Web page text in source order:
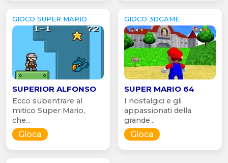
GIOCO SUPER MARIO
SUPERIOR ALFONSO
Ecco subentrare al
mitico Super Mario,
che...
Gioca
GIOCO 3DGAME
SUPER MARIO 64
I nostalgici e gli
appassionati della
grande...
Gioca